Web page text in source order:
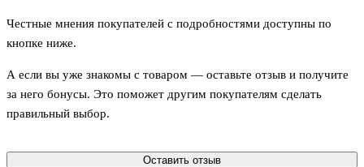
Честные мнения покупателей с подробностями доступны по
кнопке ниже.
А если вы уже знакомы с товаром — оставьте отзыв и получите
за него бонусы. Это поможет другим покупателям сделать
правильный выбор.
Оставить отзыв